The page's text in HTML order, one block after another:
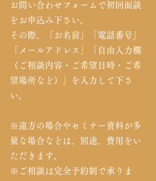
お問い合わせフォームで初回面談
をお申込み下さい。
その際、「お名前」「電話番号」
「メールアドレス」「自由入力欄
（ご相談内容・ご希望日時・ご希
望場所など）」を入力して下さ
い。
※遠方の場合やセミナー資料が多
量な場合などは、別途、費用をい
ただきます。
※ご相談は完全予約制で承りま